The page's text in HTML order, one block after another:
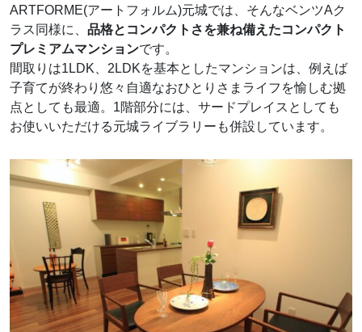
ARTFORME(アートフォルム)元城では、そんなベンツAク
ラス同様に、 品格とコンパクトさを兼ね備えたコンパクト
プレミアムマンションです。
間取りは1LDK、2LDKを基本としたマンションは、例えば
子育てが終わり悠々自適なおひとりさまライフを愉しむ拠
点としても最適。1階部分には、サードプレイスとしても
お使いいただける元城ライブラリーも併設しています。